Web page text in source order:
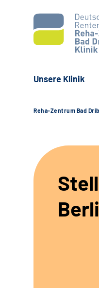
Unsere Klinik
Reha-Zentrum Bad